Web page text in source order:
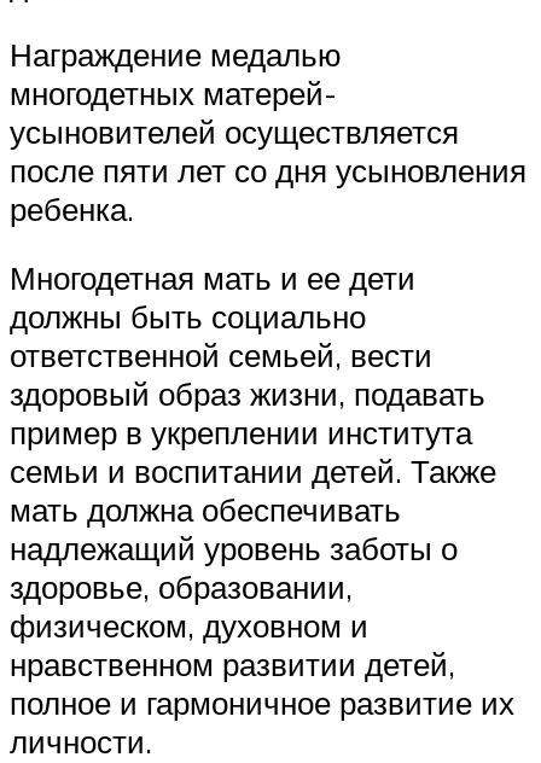
Награждение медалью
многодетных матерей-
усыновителей осуществляется
после пяти лет со дня усыновления
ребенка.
Многодетная мать и ее дети
должны быть социально
ответственной семьей, вести
здоровый образ жизни, подавать
пример в укреплении института
семьи и воспитании детей. Также
мать должна обеспечивать
надлежащий уровень заботы о
здоровье, образовании,
физическом, духовном и
нравственном развитии детей,
полное и гармоничное развитие их
личности.